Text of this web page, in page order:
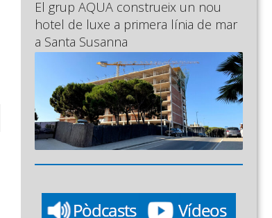
El grup AQUA construeix un nou
hotel de luxe a primera línia de mar
a Santa Susanna